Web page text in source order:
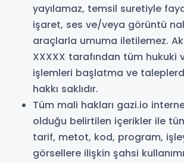
yayılamaz, temsil suretiyle
işaret, ses ve/veya görüntü
araçlarla umuma iletilemez.
XXXXX tarafından tüm hukuki
işlemleri başlatma ve
hakkı saklıdır.
Tüm mali hakları gazi.io
olduğu belirtilen içerikler ile
tarif, metot, kod, program,
görsellere ilişkin şahsi